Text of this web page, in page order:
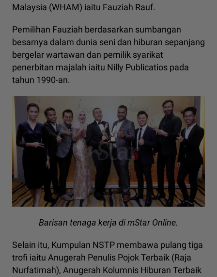
Malaysia (WHAM) iaitu Fauziah Rauf.
Pemilihan Fauziah berdasarkan sumbangan
besarnya dalam dunia seni dan hiburan sepanjang
bergelar wartawan dan pemilik syarikat
penerbitan majalah iaitu Nilly Publicatios pada
tahun 1990-an.
Barisan tenaga kerja di mStar Online.
Selain itu, Kumpulan NSTP membawa pulang tiga
trofi iaitu Anugerah Penulis Pojok Terbaik (Raja
Nurfatimah), Anugerah Kolumnis Hiburan Terbaik